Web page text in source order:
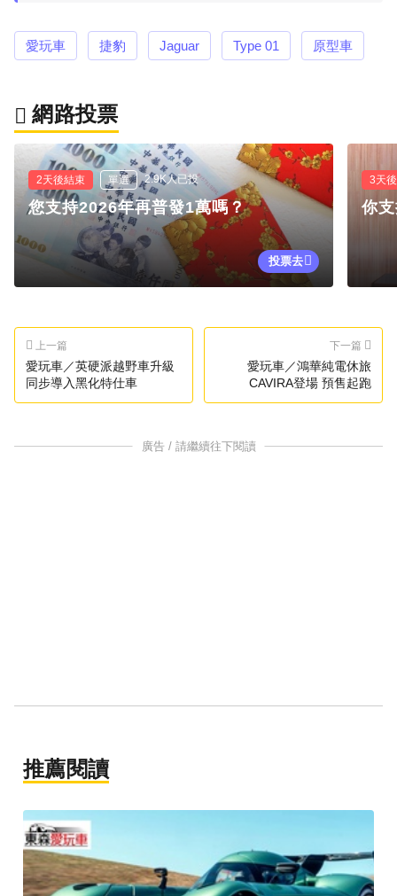
愛玩車 捷豹 Jaguar Type 01 原型車
網路投票
2天後結束 單選 2.9K人已投
您支持2026年再普發1萬嗎？
投票去
3天
你
上一篇
愛玩車／英硬派越野車升級
同步導入黑化特仕車
下一篇
愛玩車／鴻華純電休旅
CAVIRA登場 預售起跑
廣告 / 請繼續往下閱讀
推薦閱讀